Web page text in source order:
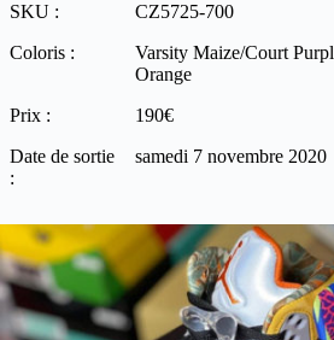
SKU :
CZ5725-700
Coloris :
Varsity Maize/Court
Orange
Prix :
190€
Date de sortie
:
samedi 7 novembre 2020